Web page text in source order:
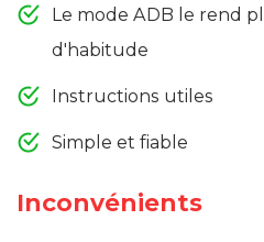
Le mode ADB le rend
d'habitude
Instructions utiles
Simple et fiable
Inconvénients